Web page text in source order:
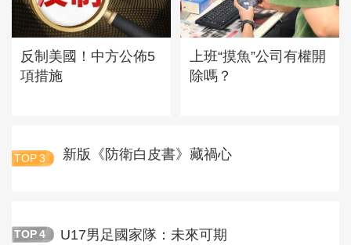
反制美國！中方公佈5
項措施
上班“摸魚”公司有權開
除嗎？
TOP 3 新版《防衛白皮書》藏禍心
TOP 4 U17男足國家隊：未來可期